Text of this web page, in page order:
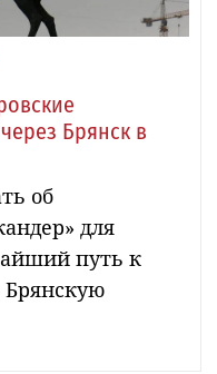
Брянск в
об
для
путь к
Брянскую